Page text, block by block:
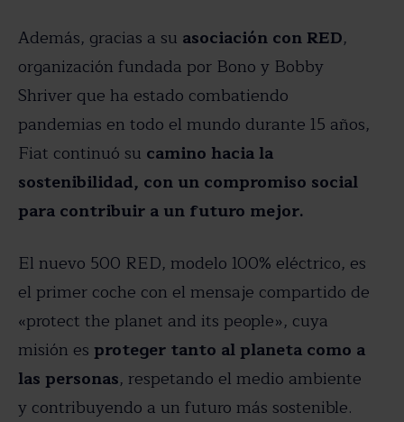
Además, gracias a su asociación con RED,
organización fundada por Bono y Bobby
Shriver que ha estado combatiendo
pandemias en todo el mundo durante 15 años,
Fiat continuó su camino hacia la
sostenibilidad, con un compromiso social
para contribuir a un futuro mejor.
El nuevo 500 RED, modelo 100% eléctrico, es
el primer coche con el mensaje compartido de
«protect the planet and its people», cuya
misión es proteger tanto al planeta como a
las personas, respetando el medio ambiente
y contribuyendo a un futuro más sostenible.